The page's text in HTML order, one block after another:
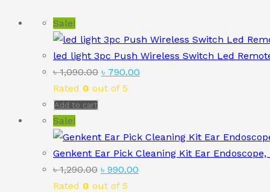
Sale!
led light 3pc Push Wireless Switch Led
৳1,090.00 Original
price
৳ 790.00
Rated 0 out of 5
Add to cart
Sale!
Genkent Ear Pick Cleaning Kit Ear
৳1,290.00 Original
price
৳ 990.00
Rated 0 out of 5